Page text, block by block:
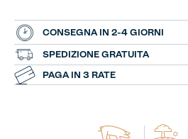
CONSEGNA IN 2-4 GIORNI
SPEDIZIONE GRATUITA
PAGA IN 3 RATE